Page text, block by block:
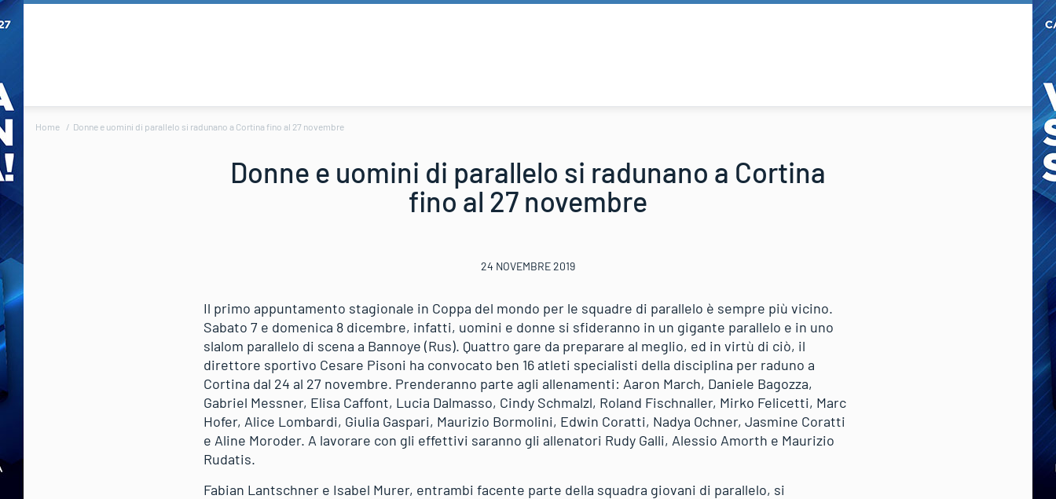
Home Donne e uomini di parallelo si radunano a Cortina fino al 27 novembre
Donne e uomini di parallelo si radunano a Cortina
fino al 27 novembre
24 NOVEMBRE 2019
Il primo appuntamento stagionale in Coppa del mondo per le squadre di parallelo è sempre più vicino.
Sabato 7 e domenica 8 dicembre, infatti, uomini e donne si sfideranno in un gigante parallelo e in uno
slalom parallelo di scena a Bannoye (Rus). Quattro gare da preparare al meglio, ed in virtù di ciò, il
direttore sportivo Cesare Pisoni ha convocato ben 16 atleti specialisti della disciplina per raduno a
Cortina dal 24 al 27 novembre. Prenderanno parte agli allenamenti: Aaron March, Daniele Bagozza,
Gabriel Messner, Elisa Caffont, Lucia Dalmasso, Cindy Schmalzl, Roland Fischnaller, Mirko Felicetti, Marc
Hofer, Alice Lombardi, Giulia Gaspari, Maurizio Bormolini, Edwin Coratti, Nadya Ochner, Jasmine Coratti
e Aline Moroder. A lavorare con gli effettivi saranno gli allenatori Rudy Galli, Alessio Amorth e Maurizio
Rudatis.
Fabian Lantschner e Isabel Murer, entrambi facente parte della squadra giovani di parallelo, si